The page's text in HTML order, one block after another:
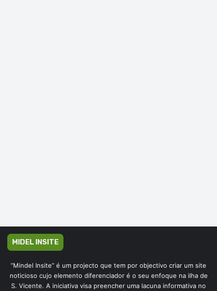
MIDEL INSITE
“Mindel Insite” é um projecto que tem por objectivo criar um site
noticioso cujo elemento diferenciador é o seu enfoque na ilha de
S. Vicente. A iniciativa visa preencher uma lacuna informativa no